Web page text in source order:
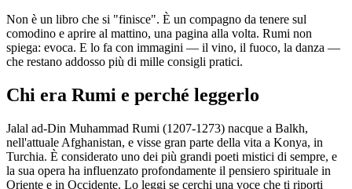
Non è un libro che si "finisce". È un compagno da tenere sul
comodino e aprire al mattino, una pagina alla volta. Rumi non
spiega: evoca. E lo fa con immagini — il vino, il fuoco, la danza —
che restano addosso più di mille consigli pratici.
Chi era Rumi e perché leggerlo
Jalal ad-Din Muhammad Rumi (1207-1273) nacque a Balkh,
nell'attuale Afghanistan, e visse gran parte della vita a Konya, in
Turchia. È considerato uno dei più grandi poeti mistici di sempre, e
la sua opera ha influenzato profondamente il pensiero spirituale in
Oriente e in Occidente. Lo leggi se cerchi una voce che ti riporti